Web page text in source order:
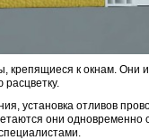
крепящиеся к окнам. Они
установка отливов
они одновременно